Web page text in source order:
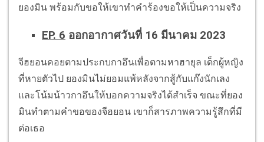
ยองมิน พร้อมกับขอให้เขาทำคำร้องขอให้เป็นความจริง
EP. 6 ออกอากาศวันที่ 16 มีนาคม 2023
จีฮยอนคอยตามประกบกาอึนเพื่อตามหาฮายุล เด็กผู้หญิง
ที่หายตัวไป ยองมินไม่ยอมแพ้หลังจากสู้กับแก๊งนักเลง
และโน้มน้าวกาอึนให้บอกความจริงได้สำเร็จ ขณะที่ยอง
มินทำตามคำขอของจีฮยอน เขาก็สารภาพความรู้สึกที่มี
ต่อเธอ